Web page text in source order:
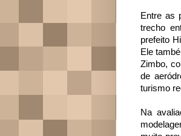
Entre as
trecho
prefeito
Ele
Zimbo,
de
turismo
Na